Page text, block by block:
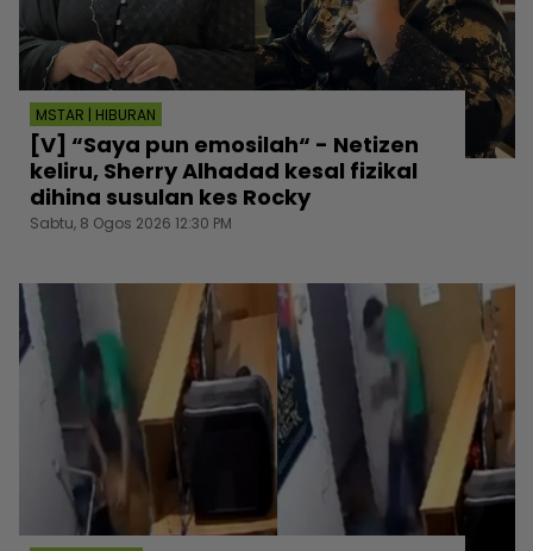
MSTAR | HIBURAN
[V] “Saya pun emosilah“ - Netizen
keliru, Sherry Alhadad kesal fizikal
dihina susulan kes Rocky
Sabtu, 8 Ogos 2026 12:30 PM